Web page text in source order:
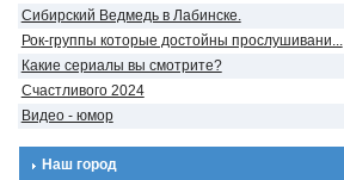
Сибирский Ведмедь в Лабинске.
Рок-группы которые достойны прослушивани...
Какие сериалы вы смотрите?
Счастливого 2024
Видео - юмор
Наш город